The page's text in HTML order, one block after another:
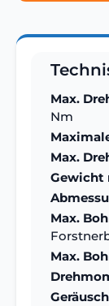
Max.
Nm
Max.
Gewicht
Max.
Max.